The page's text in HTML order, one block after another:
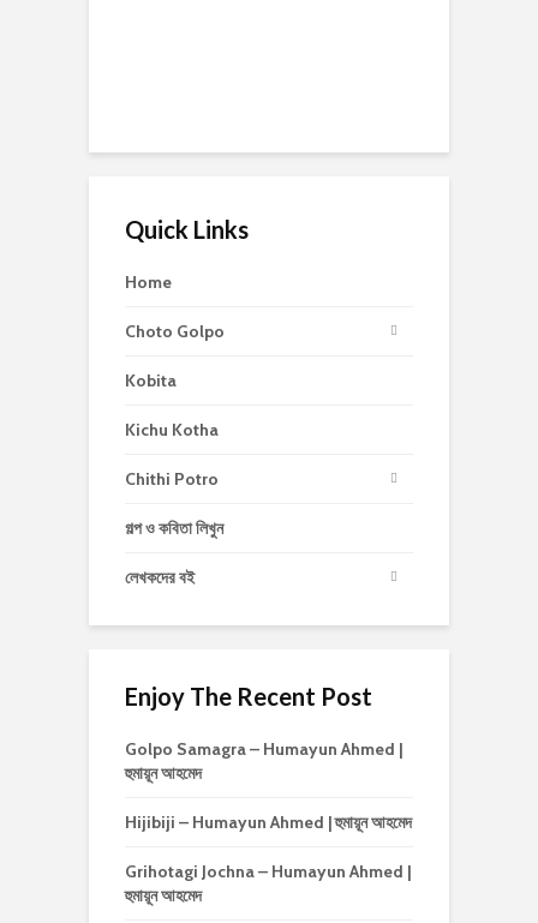
Quick Links
Home
Choto Golpo
Kobita
Kichu Kotha
Chithi Potro
গল্প ও কবিতা লিখুন
লেখকদের বই
Enjoy The Recent Post
Golpo Samagra – Humayun Ahmed |
হুমায়ূন আহমেদ
Hijibiji – Humayun Ahmed | হুমায়ূন আহমেদ
Grihotagi Jochna – Humayun Ahmed |
হুমায়ূন আহমেদ